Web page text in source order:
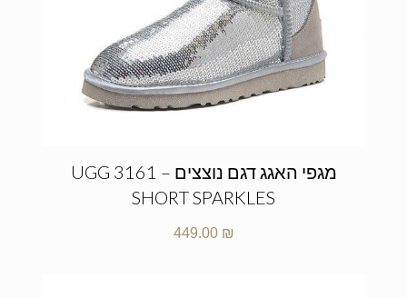
מגפי האגג דגם נוצצים – UGG 3161
SHORT SPARKLES
449.00 ₪